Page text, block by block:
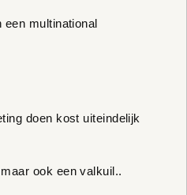
een multinational
doen kost uiteindelijk
ook een valkuil..